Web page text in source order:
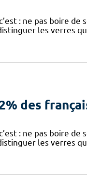
: ne pas boire
les verres
des
: ne pas boire
les verres